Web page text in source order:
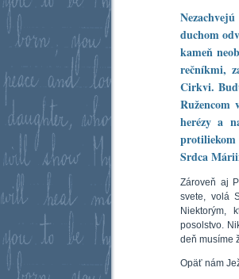
duchom
kameň
rečníkmi,
Cirkvi.
herézy a
protiliekom
Srdca
Zároveň aj
svete, volá
Niektorým,
posolstvo.
deň musíme
Opäť nám